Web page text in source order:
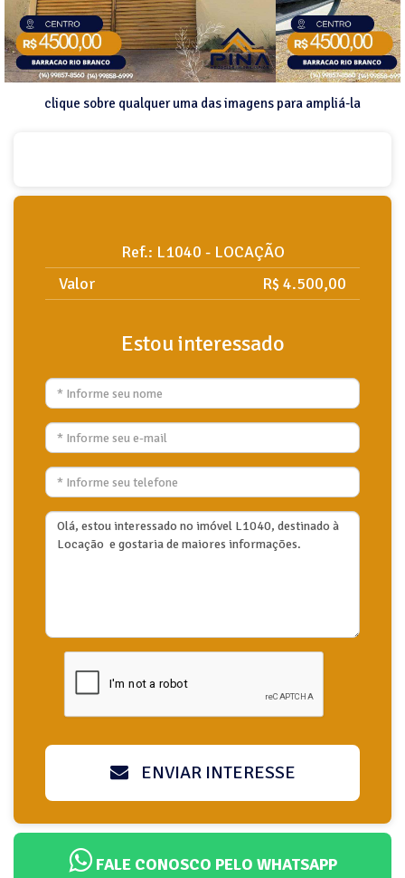
clique sobre qualquer uma das imagens para ampliá-la
Ref.: L1040 - LOCAÇÃO
Valor
R$ 4.500,00
Estou interessado
ENVIAR INTERESSE
FALE CONOSCO PELO WHATSAPP